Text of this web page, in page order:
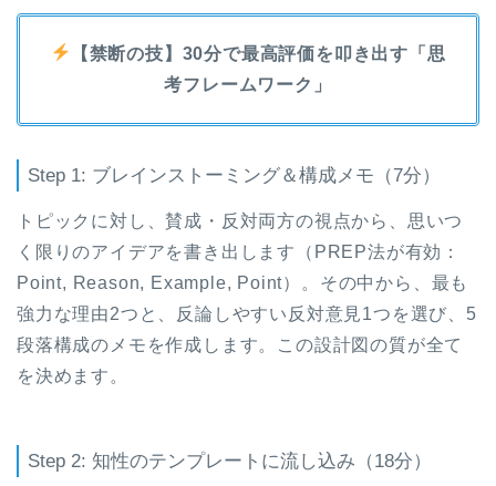
【禁断の技】30分で最高評価を叩き出す「思
考フレームワーク」
Step 1: ブレインストーミング＆構成メモ（7分）
トピックに対し、賛成・反対両方の視点から、思いつ
く限りのアイデアを書き出します（PREP法が有効：
Point, Reason, Example, Point）。その中から、最も
強力な理由2つと、反論しやすい反対意見1つを選び、5
段落構成のメモを作成します。この設計図の質が全て
を決めます。
Step 2: 知性のテンプレートに流し込み（18分）